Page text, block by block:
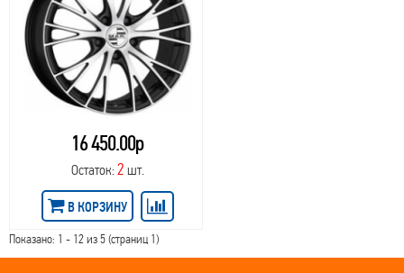
16 450.00р
Остаток: 2 шт.
В КОРЗИНУ
Показано: 1 - 12 из 5 (страниц 1)